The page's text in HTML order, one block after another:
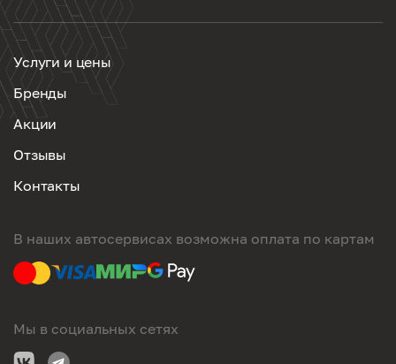
Услуги и цены
Бренды
Акции
Отзывы
Контакты
В наших автосервисах возможна оплата по картам
Мы в социальных сетях